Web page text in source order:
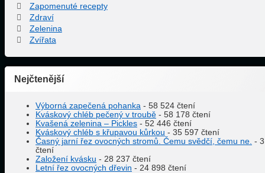
Zapomenuté recepty
Zdraví
Zelenina
Zvířata
Nejčtenější
Výborná zapečená pohanka - 58 524 čtení
Kváskový chléb pečený v troubě - 58 178 čtení
Kvašená zelenina – Pickles - 52 446 čtení
Kváskový chléb s křupavou kůrkou - 35 597 čtení
Časný jarní řez ovocných stromů. Čemu svědčí, čemu ne. -
čtení
Založení kvásku - 28 237 čtení
Letní řez ovocných dřevin - 24 898 čtení